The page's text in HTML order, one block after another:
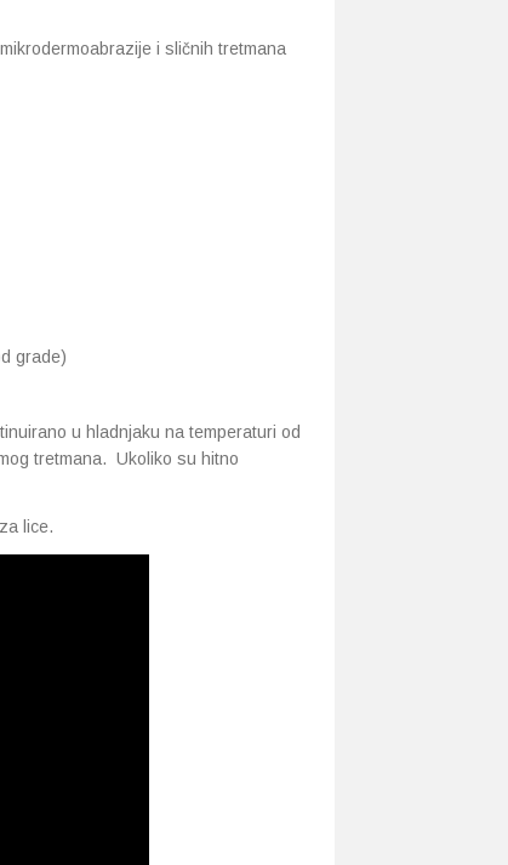
i sličnih tretmana
grade)
u hladnjaku na temperaturi od
tretmana. Ukoliko su hitno
lice.